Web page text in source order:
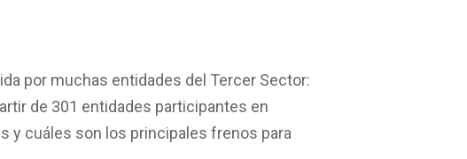
por muchas entidades del Tercer Sector:
de 301 entidades participantes en
y cuáles son los principales frenos para